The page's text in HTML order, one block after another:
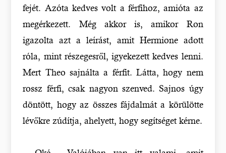
fejét. Azóta kedves volt a férfihoz, amióta az
megérkezett. Még akkor is, amikor Ron
igazolta azt a leírást, amit Hermione adott
róla, mint részegesről, igyekezett kedves lenni.
Mert Theo sajnálta a férfit. Látta, hogy nem
rossz férfi, csak nagyon szenved. Sajnos úgy
döntött, hogy az összes fájdalmát a körülötte
lévőkre zúdítja, ahelyett, hogy segítséget kérne.